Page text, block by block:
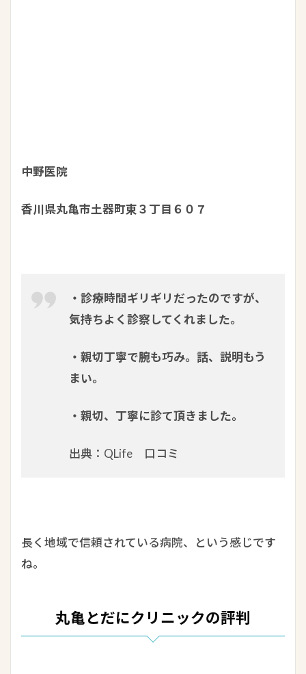
中野医院
香川県丸亀市土器町東３丁目６０７
・診療時間ギリギリだったのですが、
気持ちよく診察してくれました。
・親切丁寧で腕も巧み。話、説明もう
まい。
・親切、丁寧に診て頂きました。
出典：QLife 口コミ
長く地域で信頼されている病院、という感じです
ね。
丸亀とだにクリニックの評判